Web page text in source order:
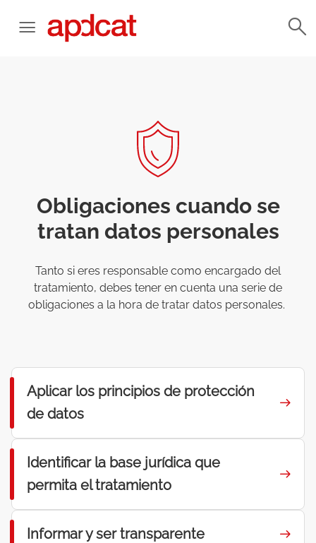
Obligaciones cuando se
tratan datos personales
Tanto si eres responsable como encargado del
tratamiento, debes tener en cuenta una serie de
obligaciones a la hora de tratar datos personales.
Aplicar los principios de protección
de datos
Identificar la base jurídica que
permita el tratamiento
Informar y ser transparente